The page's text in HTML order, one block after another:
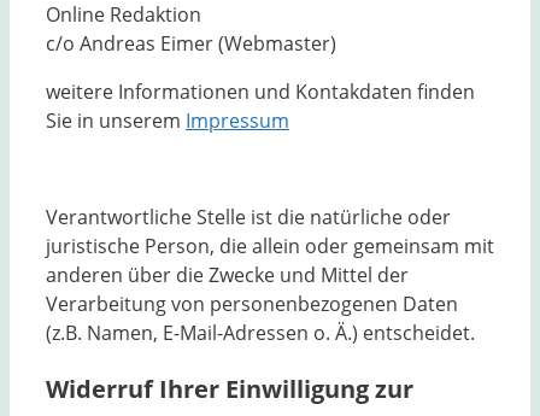
Online Redaktion
c/o Andreas Eimer (Webmaster)
weitere Informationen und Kontakdaten finden
Sie in unserem Impressum
Verantwortliche Stelle ist die natürliche oder
juristische Person, die allein oder gemeinsam mit
anderen über die Zwecke und Mittel der
Verarbeitung von personenbezogenen Daten
(z.B. Namen, E-Mail-Adressen o. Ä.) entscheidet.
Widerruf Ihrer Einwilligung zur